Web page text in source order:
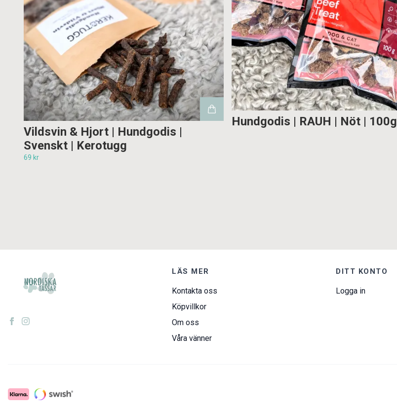
Vildsvin & Hjort | Hundgodis |
Svenskt | Kerotugg
69 kr
Hundgodis | RAUH | Nöt | 100g
LÄS MER
Kontakta oss
Köpvillkor
Om oss
Våra vänner
DITT KONTO
Logga in